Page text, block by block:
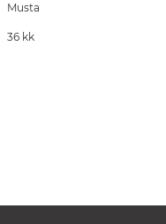
Musta
36 kk